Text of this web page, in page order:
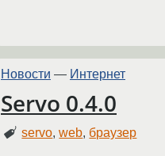
Новости — Интернет
Servo 0.4.0
servo,web, браузер